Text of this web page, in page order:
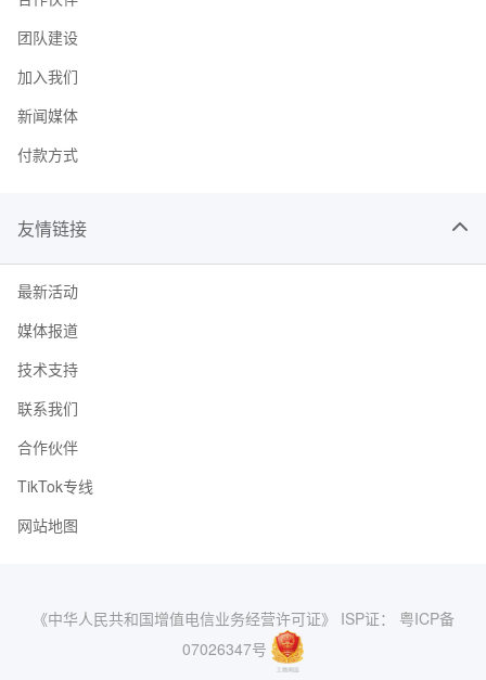
团队建设
加入我们
新闻媒体
付款方式
友情链接
最新活动
媒体报道
技术支持
联系我们
合作伙伴
TikTok专线
网站地图
《中华人民共和国增值电信业务经营许可证》 ISP证： 粤ICP备
07026347号